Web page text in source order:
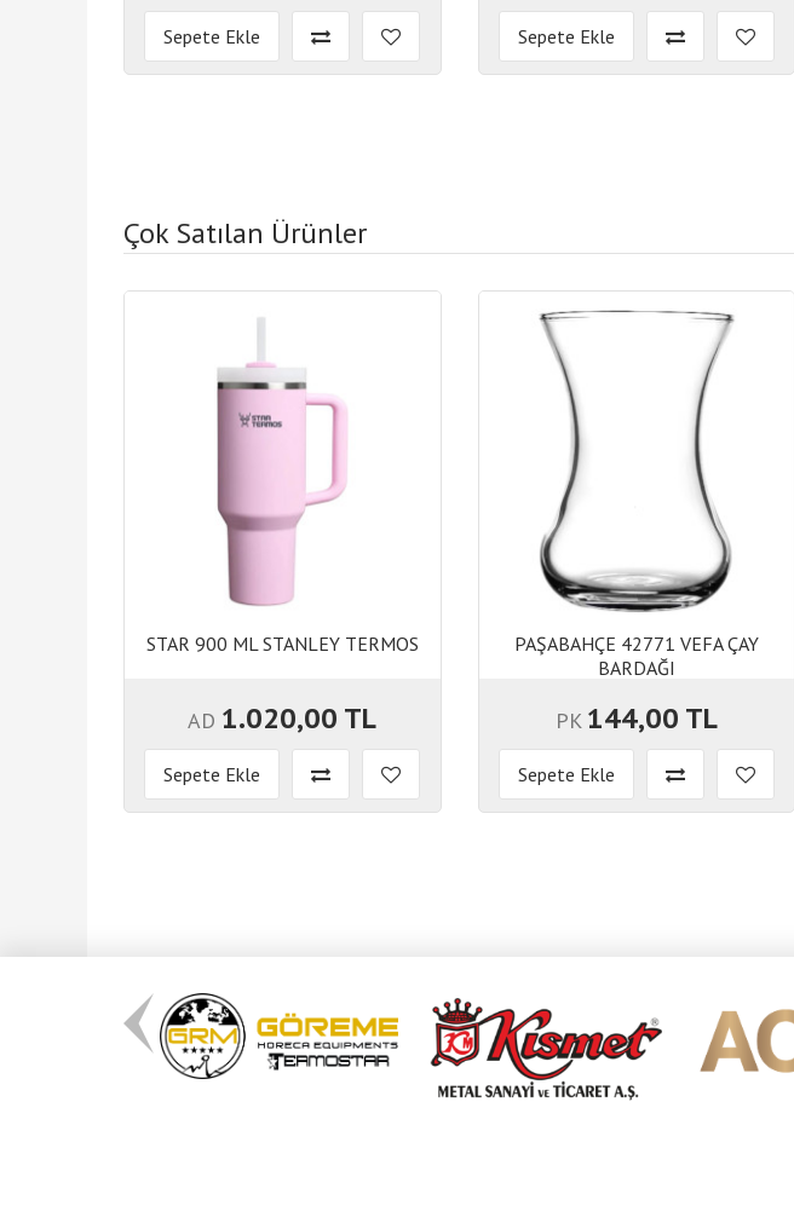
Sepete Ekle Sepete Ekle
Çok Satılan Ürünler
STAR 900 ML STANLEY TERMOS
AD 1.020,00 TL
Sepete Ekle
PAŞABAHÇE 42771 VEFA ÇAY
BARDAĞI
PK 144,00 TL
PAŞABAHÇE 42771 VEFA ÇAY
BARDAĞI
Sepete Ekle